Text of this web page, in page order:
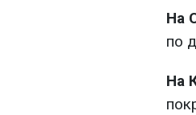
На
по
На